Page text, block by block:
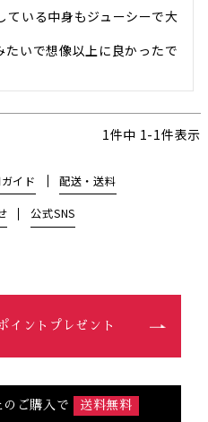
ている中身もジューシーで大
たいで想像以上に良かったで
1件中 1-1件表示
イド 配送・送料
公式SNS
イントプレゼント
ご購入で 送料無料